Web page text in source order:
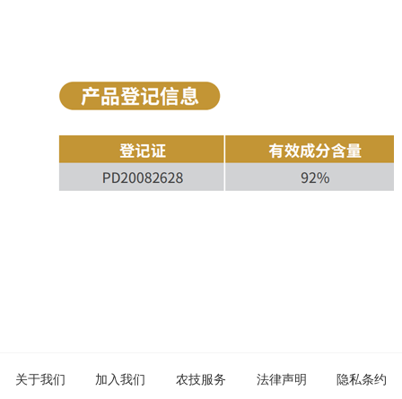
关于我们 加入我们 农技服务 法律声明 隐私条约